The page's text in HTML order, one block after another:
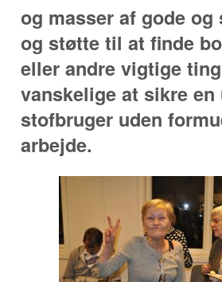
og masser af gode og
og støtte til at finde
eller andre vigtige
vanskelige at sikre en
stofbruger uden
arbejde.